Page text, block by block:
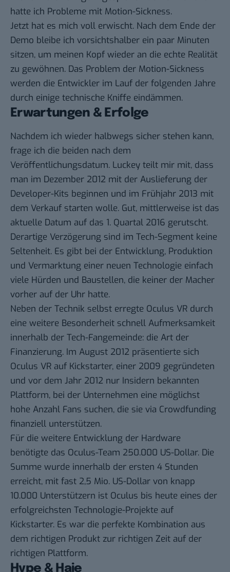
hatte ich Probleme mit Motion-Sickness.
Jetzt hat es mich voll erwischt. Nach dem Ende der
Demo bleibe ich vorsichtshalber ein paar Minuten
sitzen, um meinen Kopf wieder an die echte Realität
zu gewöhnen. Das Problem der Motion-Sickness
werden die Entwickler im Lauf der folgenden Jahre
durch einige technische Kniffe eindämmen.
Erwartungen & Erfolge
Nachdem ich wieder halbwegs sicher stehen kann,
frage ich die beiden nach dem
Veröffentlichungsdatum. Luckey teilt mir mit, dass
man im Dezember 2012 mit der Auslieferung der
Developer-Kits beginnen und im Frühjahr 2013 mit
dem Verkauf starten wolle. Gut, mittlerweise ist das
aktuelle Datum auf das 1. Quartal 2016 gerutscht.
Derartige Verzögerung sind im Tech-Segment keine
Seltenheit. Es gibt bei der Entwicklung, Produktion
und Vermarktung einer neuen Technologie einfach
viele Hürden und Baustellen, die keiner der Macher
vorher auf der Uhr hatte.
Neben der Technik selbst erregte Oculus VR durch
eine weitere Besonderheit schnell Aufmerksamkeit
innerhalb der Tech-Fangemeinde: die Art der
Finanzierung. Im August 2012 präsentierte sich
Oculus VR auf Kickstarter, einer 2009 gegründeten
und vor dem Jahr 2012 nur Insidern bekannten
Plattform, bei der Unternehmen eine möglichst
hohe Anzahl Fans suchen, die sie via Crowdfunding
finanziell unterstützen.
Für die weitere Entwicklung der Hardware
benötigte das Oculus-Team 250.000 US-Dollar. Die
Summe wurde innerhalb der ersten 4 Stunden
erreicht, mit fast 2,5 Mio. US-Dollar von knapp
10.000 Unterstützern ist Oculus bis heute eines der
erfolgreichsten Technologie-Projekte auf
Kickstarter. Es war die perfekte Kombination aus
dem richtigen Produkt zur richtigen Zeit auf der
richtigen Plattform.
Hype & Haie